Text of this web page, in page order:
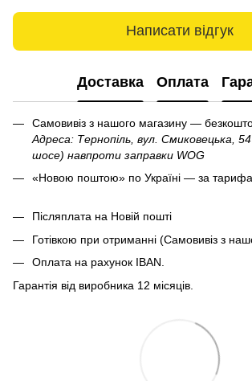
Написати відгук
Доставка Оплата
Самовивіз з нашого магазину —
Адреса: Тернопіль, вул. Смиковецька, 54
шосе) навпроти заправки WOG
«Новою поштою» по Україні — за
Післяплата на Новій пошті
Готівкою при отриманні (Самовивіз з
Оплата на рахунок IBAN.
Гарантія від виробника 12 місяців.